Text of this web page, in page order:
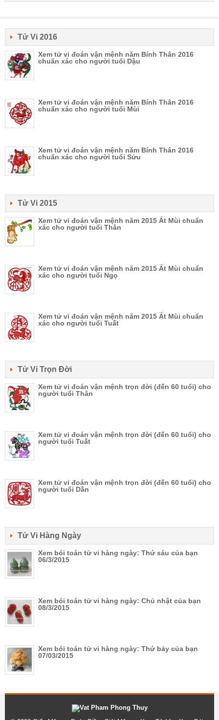
Tử Vi 2016
Xem tử vi đoán vận mệnh năm Bính Thân 2016
chuẩn xác cho người tuổi Dậu
Xem tử vi đoán vận mệnh năm Bính Thân 2016
chuẩn xác cho người tuổi Mùi
Xem tử vi đoán vận mệnh năm Bính Thân 2016
chuẩn xác cho người tuổi Sửu
Tử Vi 2015
Xem tử vi đoán vận mệnh năm 2015 Ất Mùi chuẩn
xác cho người tuổi Thân
Xem tử vi đoán vận mệnh năm 2015 Ất Mùi chuẩn
xác cho người tuổi Ngọ
Xem tử vi đoán vận mệnh năm 2015 Ất Mùi chuẩn
xác cho người tuổi Tuất
Tử Vi Trọn Đời
Xem tử vi đoán vận mệnh trọn đời (đến 60 tuổi) cho
người tuổi Thân
Xem tử vi đoán vận mệnh trọn đời (đến 60 tuổi) cho
người tuổi Tuất
Xem tử vi đoán vận mệnh trọn đời (đến 60 tuổi) cho
người tuổi Dần
Tử Vi Hàng Ngày
Xem bói toán tử vi hàng ngày: Thứ sáu của bạn
06/3/2015
Xem bói toán tử vi hàng ngày: Chủ nhật của bạn
08/3/2015
Xem bói toán tử vi hàng ngày: Thứ bảy của bạn
07/03/2015